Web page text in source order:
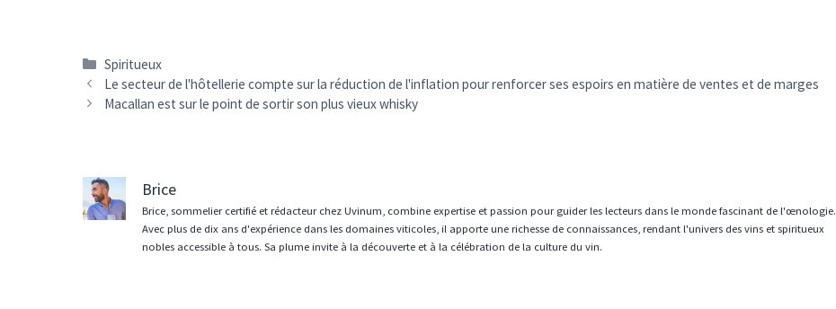
Catégories
Spiritueux
Navigation
des
Le secteur de l'hôtellerie compte sur la réduction de l'inflation pour renforcer ses espoirs en matière de ventes et de marges
Macallan est sur le point de sortir son plus vieux whisky
Brice
Brice, sommelier certifié et rédacteur chez Uvinum, combine expertise et passion pour guider les lecteurs dans le monde fascinant de l'œnologie.
Avec plus de dix ans d'expérience dans les domaines viticoles, il apporte une richesse de connaissances, rendant l'univers des vins et spiritueux
nobles accessible à tous. Sa plume invite à la découverte et à la célébration de la culture du vin.